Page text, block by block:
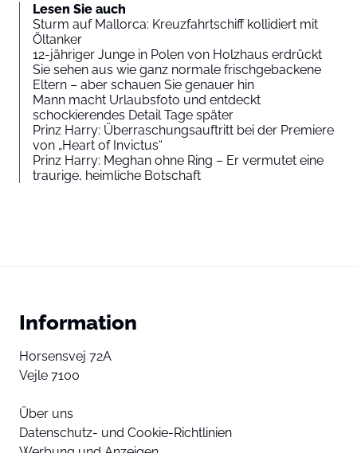
Lesen Sie auch
Sturm auf Mallorca: Kreuzfahrtschiff kollidiert mit
Öltanker
12-jähriger Junge in Polen von Holzhaus erdrückt
Sie sehen aus wie ganz normale frischgebackene
Eltern – aber schauen Sie genauer hin
Mann macht Urlaubsfoto und entdeckt
schockierendes Detail Tage später
Prinz Harry: Überraschungsauftritt bei der Premiere
von „Heart of Invictus“
Prinz Harry: Meghan ohne Ring – Er vermutet eine
traurige, heimliche Botschaft
Information
Horsensvej 72A
Vejle 7100
Über uns
Datenschutz- und Cookie-Richtlinien